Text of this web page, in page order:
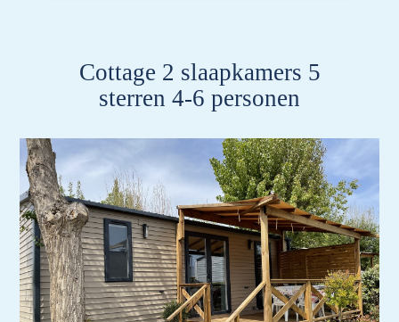
Cottage 2 slaapkamers 5
sterren 4-6 personen